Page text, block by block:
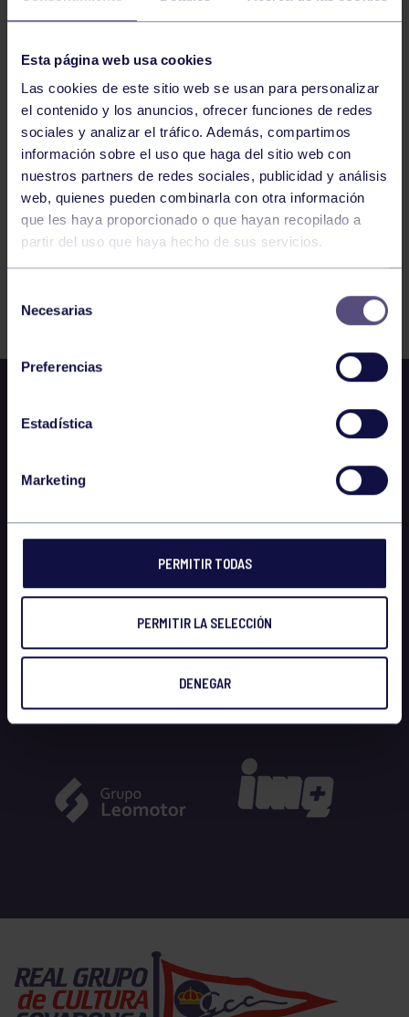
Esta página web usa cookies
Las cookies de este sitio web se usan para personalizar
el contenido y los anuncios, ofrecer funciones de redes
sociales y analizar el tráfico. Además, compartimos
información sobre el uso que haga del sitio web con
nuestros partners de redes sociales, publicidad y análisis
web, quienes pueden combinarla con otra información
que les haya proporcionado o que hayan recopilado a
partir del uso que haya hecho de sus servicios.
Necesarias
Preferencias
Estadística
Marketing
PERMITIR TODAS
PERMITIR LA SELECCIÓN
DENEGAR
RGCC
2ª DIVISIÓN MASCULINA: RGCC – CV
CALDERÓN
755 756 757 758 759 760 761
FILTRAR